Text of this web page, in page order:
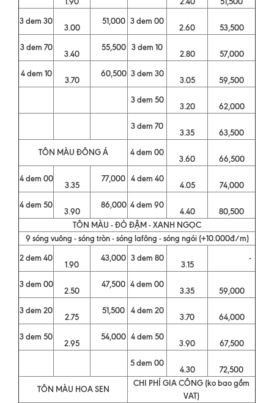
3 dem 30
3.00
51,000 3 dem 00
2.60
53,500
3 dem 70
3.40
55,500 3 dem 10
2.80
57,000
4 dem 10
3.70
60,500 3 dem 30
3.05
59,500
3 dem 50
3.20
62,000
3 dem 70
3.35
63,500
TÔN MÀU ĐÔNG Á
4 dem 00
3.60
66,500
4 dem 00
3.35
77,000 4 dem 40
4.05
74,000
4 dem 50
3.90
86,000 4 dem 90
4.40
80,500
TÔN MÀU - ĐỎ ĐẬM - XANH NGỌC
9 sóng vuông - sóng tròn - sóng lafông - sóng ngói (+10.000đ/m)
2 dem 40
1.90
43,000 3 dem 80
3.15
-
3 dem 00
2.50
47,500 4 dem 00
3.35
59,000
3 dem 20
2.75
51,500 4 dem 20
3.70
64,000
3 dem 50
2.95
54,000 4 dem 50
3.90
67,500
5 dem 00
4.30
72,500
TÔN MÀU HOA SEN
CHI PHÍ GIA CÔNG (ko bao gồm
VAT)